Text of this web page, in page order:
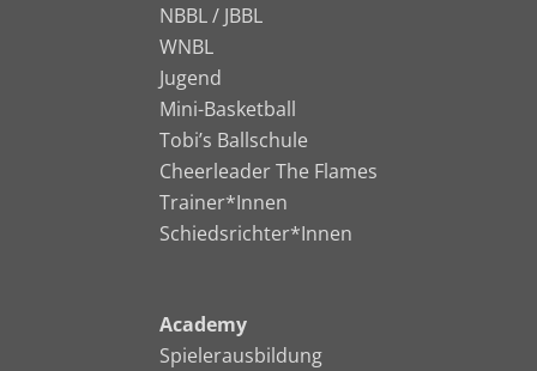
NBBL / JBBL
WNBL
Jugend
Mini-Basketball
Tobi’s Ballschule
Cheerleader The Flames
Trainer*Innen
Schiedsrichter*Innen
Academy
Spielerausbildung